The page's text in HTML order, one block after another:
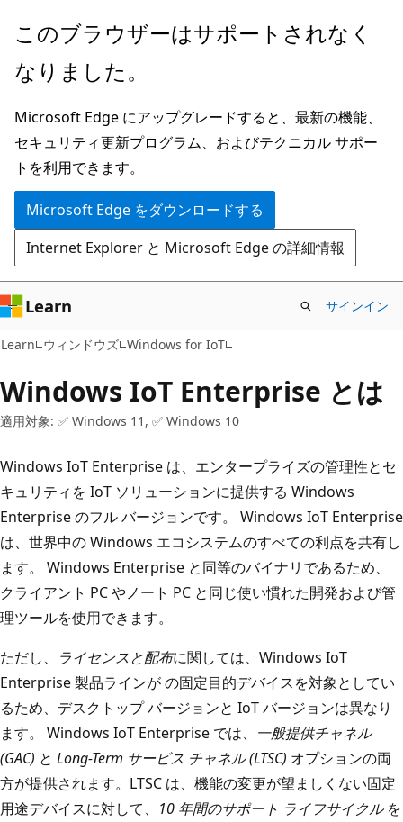
メ
ン
ン
テ
ン
ツ
に
ス
キ
ッ
プ
このブラウザーはサポートされなく
なりました。
Microsoft Edge にアップグレードすると、最新の機能、
セキュリティ更新プログラム、およびテクニカル サポー
トを利用できます。
Microsoft Edge をダウンロードする
Internet Explorer と Microsoft Edge の詳細情報
Learn サインイン
Learn ウィンドウズ Windows for IoT
Windows IoT Enterprise とは
適用対象: ✅ Windows 11, ✅ Windows 10
Windows IoT Enterprise は、エンタープライズの管理性とセ
キュリティを IoT ソリューションに提供する Windows
Enterprise のフル バージョンです。 Windows IoT Enterprise
は、世界中の Windows エコシステムのすべての利点を共有し
ます。 Windows Enterprise と同等のバイナリであるため、
クライアント PC やノート PC と同じ使い慣れた開発および管
理ツールを使用できます。
ただし、
ライセンスと配布に関しては、Windows IoT
Enterprise 製品ラインがの固定目的デバイスを対象としてい
るため、デスクトップ バージョンと IoT バージョンは異なり
ます。 Windows IoT Enterprise では、 一般提供チャネル
(GAC) と Long-Term サービス チャネル (LTSC) オプションの両
方が提供されます。LTSC は、機能の変更が望ましくない固定
用途デバイスに対して、 10 年間のサポート ライフサイクルを